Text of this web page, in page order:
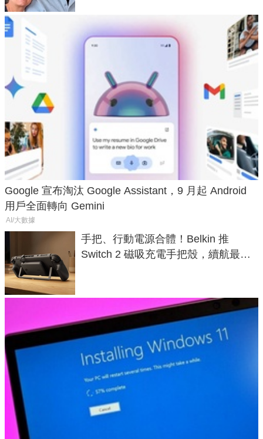
Google 宣布淘汰 Google Assistant，9 月起 Android
用戶全面轉向 Gemini
AI/大數據
手把、行動電源合體！Belkin 推
Switch 2 磁吸充電手把殼，續航最高